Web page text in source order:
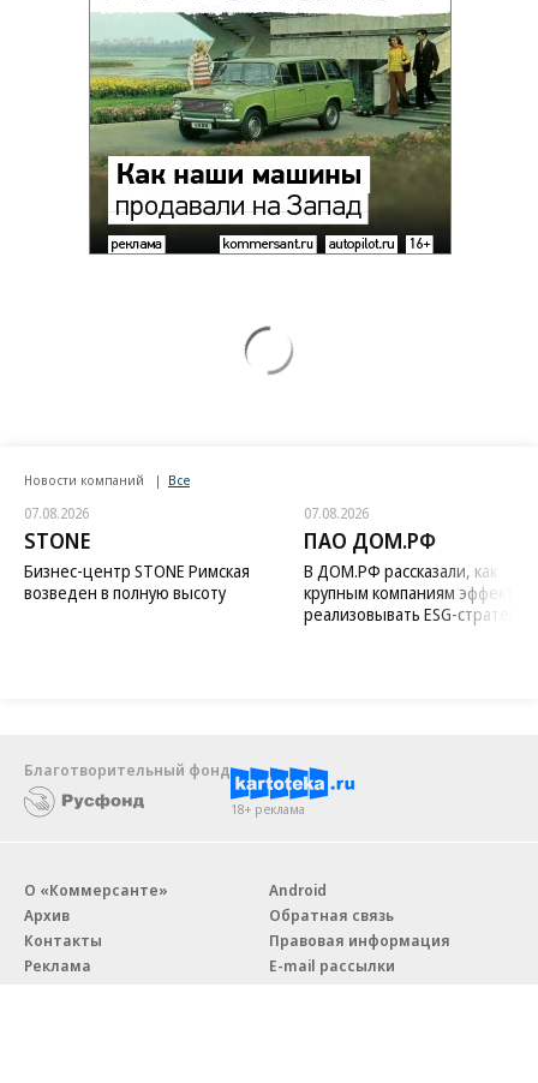
Новости компаний Все
07.08.2026
STONE
Бизнес-центр STONE Римская
возведен в полную высоту
07.08.2026
ПАО ДОМ.РФ
В ДОМ.РФ рассказали, как
крупным компаниям
реализовывать ESG-стратегию
Благотворительный фонд
18+ реклама
О «Коммерсанте»
Архив
Контакты
Реклама
Android
Обратная связь
Правовая информация
E-mail рассылки